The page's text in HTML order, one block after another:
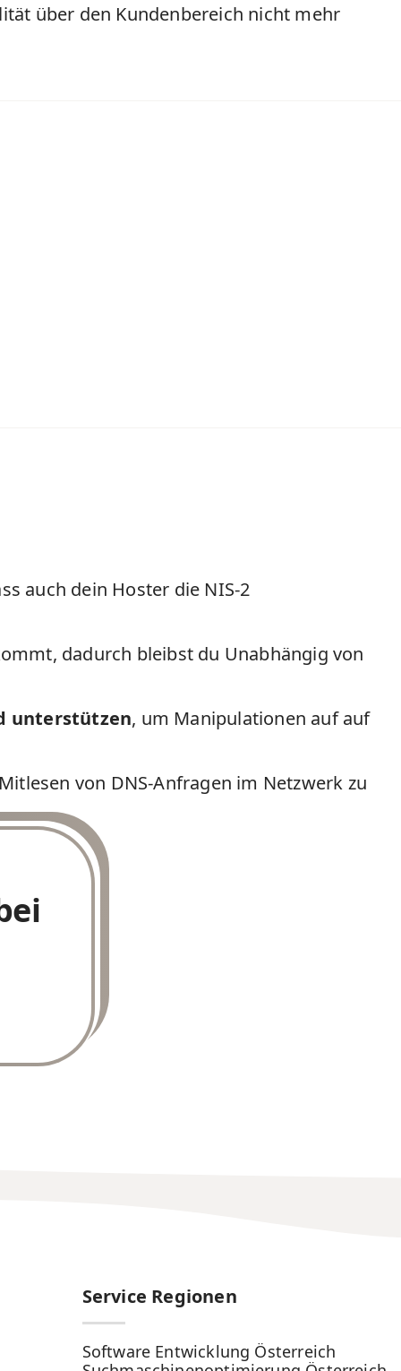
über den Kundenbereich nicht mehr
auch dein Hoster die NIS-2
dadurch bleibst du Unabhängig von
unterstützen, um Manipulationen auf auf
von DNS-Anfragen im Netzwerk zu
Service Regionen
Software Entwicklung Österreich